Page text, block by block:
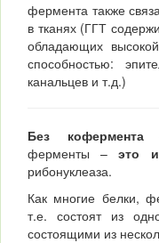
фермента также
в тканях (ГГТ
обладающих
способностью:
канальцев и т.д.)
Без кофермента
ферменты –это
рибонуклеаза.
Как многие белки,
т.е. состоят из
состоящими из